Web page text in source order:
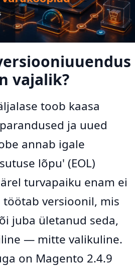
vajalik?
toob kaasa
ja uued
annab igale
lõpu' (EOL)
turvapaiku enam ei
versioonil, mis
juba ületanud seda,
— mitte valikuline.
on Magento 2.4.9